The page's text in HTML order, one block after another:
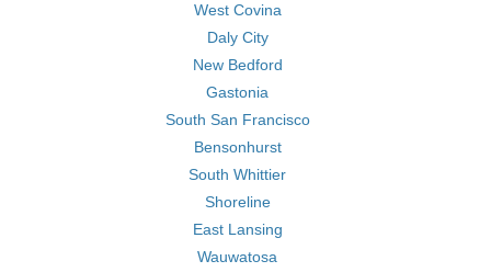
West Covina
Daly City
New Bedford
Gastonia
South San Francisco
Bensonhurst
South Whittier
Shoreline
East Lansing
Wauwatosa